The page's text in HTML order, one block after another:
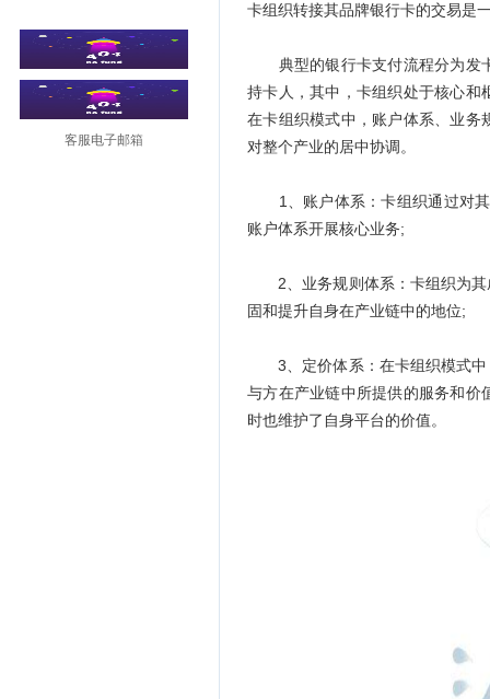
客服电子邮箱
卡组织转接其品牌银行卡的交易是
典型的银行卡支付流程分为发卡
持卡人，其中，卡组织处于核心和
在卡组织模式中，账户体系、业务
对整个产业的居中协调。
1、账户体系：卡组织通过对其
账户体系开展核心业务;
2、业务规则体系：卡组织为其
固和提升自身在产业链中的地位;
3、定价体系：在卡组织模式中
与方在产业链中所提供的服务和价
时也维护了自身平台的价值。